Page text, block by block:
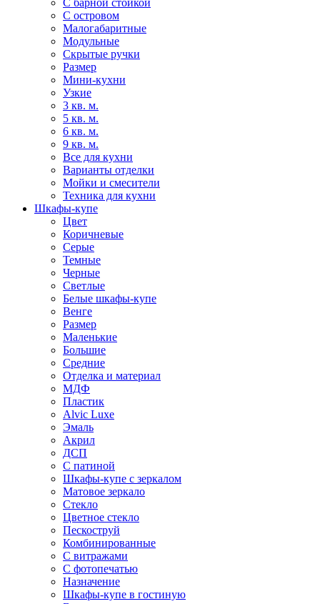
С барной стойкой
С островом
Малогабаритные
Модульные
Скрытые ручки
Размер
Мини-кухни
Узкие
3 кв. м.
5 кв. м.
6 кв. м.
9 кв. м.
Все для кухни
Варианты отделки
Мойки и смесители
Техника для кухни
Шкафы-купе
Цвет
Коричневые
Серые
Темные
Черные
Светлые
Белые шкафы-купе
Венге
Размер
Маленькие
Большие
Средние
Отделка и материал
МДФ
Пластик
Alvic Luxe
Эмаль
Акрил
ДСП
С патиной
Шкафы-купе с зеркалом
Матовое зеркало
Стекло
Цветное стекло
Пескоструй
Комбинированные
С витражами
С фотопечатью
Назначение
Шкафы-купе в гостиную